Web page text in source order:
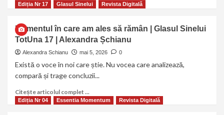
Ediția Nr 17 Glasul Sinelui Revista Digitală
Momentul în care am ales să rămân | Glasul Sinelui
TotUna 17 | Alexandra Șchianu
Alexandra Schianu mai 5, 2026 0
Există o voce în noi care știe. Nu vocea care analizează,
compară și trage concluzii...
Citește articolul complet ...
Ediția Nr 04 Essentia Momentum Revista Digitală